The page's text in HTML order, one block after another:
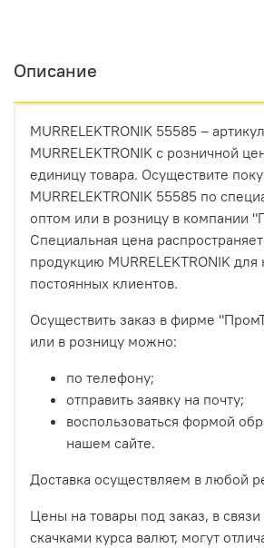
Описание
MURRELEKTRONIK 55585 –
MURRELEKTRONIK с розничной
единицу товара. Осуществите
MURRELEKTRONIK 55585 по
оптом или в розницу в компании
Специальная цена
продукцию MURRELEKTRONIK
постоянных клиентов.
Осуществить заказ в фирме
или в розницу можно:
по телефону;
отправить заявку на почту;
воспользоваться формой
нашем сайте.
Доставка осуществляем в любой
Цены на товары под заказ, в
скачками курса валют, могут